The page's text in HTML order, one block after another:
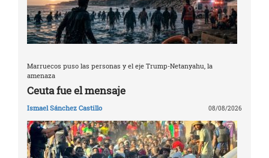
Marruecos puso las personas y el eje Trump-Netanyahu, la
amenaza
Ceuta fue el mensaje
Ismael Sánchez Castillo 08/08/2026